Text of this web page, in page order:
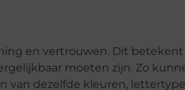
en vertrouwen. Dit betekent
moeten zijn. Zo
dezelfde kleuren,